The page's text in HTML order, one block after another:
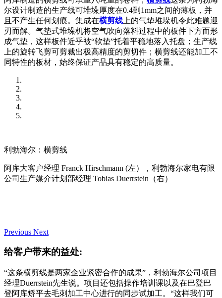
尔设计制造的生产线可堆垛厚度在0.4到1mm之间的薄板，并
且不产生任何划痕。集成在横剪线 上的气垫堆垛机令此难题迎
刃而解。气垫式堆垛机将空气吹向落料过程中的板件下方而形
成气垫，这样板件近乎被“软垫”托着平稳地落入托盘；生产线
上的旋转飞剪可剪裁出极高精度的剪切件；横剪线还能加工不
同特性的板材，始终保证产品具有稳定的高质量。
利勃海尔：横剪线
阿库大客户经理 Franck Hirschmann (左），利勃海尔家电有限
公司生产媒介计划部经理 Tobias Duerrstein（右）
Previous Next
给客户带来的益处:
“这条横剪线是两家企业紧密合作的成果”，利勃海尔公司项目
经理Duerrstein先生说。项目还包括操作培训课以及在巴登巴
登阿库矫平去毛刺加工中心进行的同步试加工。“这样我们可